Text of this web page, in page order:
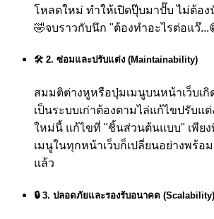
โหลดใหม่ ทำให้เปิดปุ๊บมาปั๊บ ไม่ต้อง
🤣จบราวกับนึก "ต้องทำอะไรต่อแว๊
🛠️ 2. ซ่อมและปรับแต่ง (Maintainability)
สมมติต่างหูหรือปุ่มเมนูบนหน้าเว็บเกิ
เป็นระบบเก่าต้องตามไล่แก้ไขปรับแ
ใหม่นี้ แก้ไขที่ "ชิ้นส่วนต้นแบบ" เพียง
เมนูในทุกหน้าเว็บก็เปลี่ยนอย่างพร้อม
แล้ว
🔒 3. ปลอดภัยและรองรับอนาคต (Scalability)